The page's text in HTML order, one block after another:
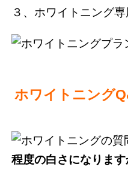
３、ホワイトニング
ホワイトニング
程度の白さになります